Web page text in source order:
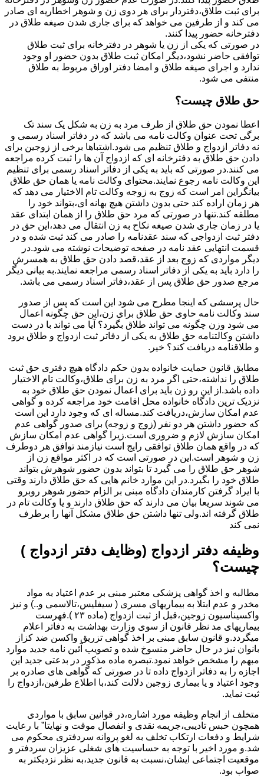
برای ثبت طلاق،دفتردار برای هر دوی زن و شوهر اخطاریه ای صادر
می کند و از طرفین می خواهد که برای جاری شدن صیغه طلاق در
دفترخانه حضور پیدا کنند.
در صورتی که یکی از زن یا شوهر در دفترخانه برای ثبت طلاق
توافقی حاضر نشود،دیگر امکان ثبت طلاق بدون حضور او وجود
ندارد و اجرای صیغه طلاق و امضا دفتر اوراق مربوط به طلاق
منتفی می شود.
حق طلاق چیست؟
اعطا نمودن حق طلاق از طرف مرد به زن به شکل یک سند تک
برگی تحت عنوان وکالت نامه می باشد که در دفاتر اسناد رسمی و
نه دفاتر ازدواج و طلاق تنظیم می شود.اشتباها برخی از زوجین برای
دادن حق طلاق به دفترخانه ای که ازدواج آن ها را ثبت کرده مراجعه
می کنند.در صورتی که باید به یکی از دفاتر اسناد رسمی برای تنظیم
این وکالت نامه رجوع نمایند.محتوای وکالت نامه یا همان حق طلاق
بیانگراین امر است که زوج به زوجه وکالت تام الاختیار می دهد که
هر زمان اراده کند حتی بدون داشتن هیچ بهانه ای،بتواند خود را
مطلقه کند.تنها در صورتی که مرد حق طلاق را از همان ابتدای عقد
یا در زمان جاری شدن صیغه نکاح به زن انتقال می دهد،این حق در
دفتر ثبت ازدواجی که سند عقدنامه را صادر می کند ثبت شده و در
قسمت انتهایی عقد نامه در صفحه توضیحات نوشته می شود.در
دیگر مواردی که زوج بعد از عقد،قصد دادن حق طلاق به همسرش
را دارد باید به یکی از دفاتر اسناد رسمی مراجعه نمایند.به بیانی دیگر
مرجع صدور حق طلاق پس از عقد،دفاتر اسناد رسمی می باشد.
حال پرسشی که اینجا مطرح می شود این است که پس از صدور
سند وکالت نامه حاوی حق طلاق برای زن،این حق چگونه اعمال
می شود وزن چگونه می تواند طلاق بگیرد؟ آیا می تواند با در دست
داشتن وکالتنامه حق طلاق به یکی از دفاتر ثبت ازدواج و طلاق برود
و طلاقنامه دریافت کند؟ خیر.
مطابق قانون حمایت خانواده بدون حکم دادگاه هیچ دفتری حق ثبت
طلاق را نداشته،حتی اگر مرد به زن برای طلاق،وکالت تام الاختیار
داده باشد.از این رو زن باید برای اعمال نمودن حق طلاق خود به
نزدیک ترین دادگاه خانواده محل اقامت خود مراجعه کرده و گواهی
عدم امکان سازش،دریافت کند.مساله ای که وجود دارد این است
که حضور داشتن هر دو نفر (زوج و زوجه) برای صدور گواهی عدم
امکان سازش لازم و ضروری است.زیرا گواهی عدم امکان سازش
که در واقع همان طلاق توافقی رایج است نیازمند توافق هر دوطرف
زن و شوهر است.این در صورتی است که در اکثر مواقع زن از
شوهر حق طلاق را می گیرد تا بتواند بدون حضور شوهرش بتواند
طلاق خود را بگیرد.در این موارد خانم هایی که حق طلاق دارند وقتی
با ایراد گرفتن کارمندان دادگاه مبنی بر الزام حضور شوهر روبرو
می شوند سریعا بیان می دارند که حق طلاق دارند و یا وکالت تام در
طلاق گرفته اند.ولی تنها داشتن حق طلاق مشکل آنها را برطرف
نمی کند
وظیفه دفتر ازدواج (وظایف دفتر ازدواج )
چیست؟
مطالبه و اخذ گواهی پزشکی معتبر مبنی بر عدم اعتیاد به مواد
مخدر و عدم ابتلا به بیماریهای مسری ( سیفلیس،تالاسمی و..) و نیز
واکسیناسیون زوجین،قبل از ثبت ازدواج (ماده ۲۳ ).فهرست
بیماریهای مد نظر قانون از سوی وزارت بهداشت به دفاتر اعلام
میگردد.و قانون سابق مبنی بر اخذ گواهی تزریق واکسن ضد کزاز
بانوان نیز در حال حاضر منسوخ شده و تصویب آئین نامه جدید موارد
مبهم را مشخص خواهد نمود.تبصره ماده مذکور در بدعتی جدید این
اجازه را به دفاتر ازدواج داده تا در صورتی که گواهی های صادره بر
وجود اعتیاد و یا بیماری زوجین دلالت کند،با اطلاع طرفین،ازدواج را
ثبت نماید.
متخلف از انجام وظیفه مورد اشاره،در قوانین سابق با مواردی
همچون حبس تادیبی،جریمه نقدی و انفصال موقت و نهایتا” با رعایت
شرایط و دفعات ارتکاب تخلف به لغو پروانه سردفتری محکوم می
شد.و مورد اخیر با توجه به حساسیت های شغلی عزیزان سردفتر و
موقعیت اجتماعی ایشان،نسبت به قانون جدید،به نظر نزدیکتر به
صواب بود.